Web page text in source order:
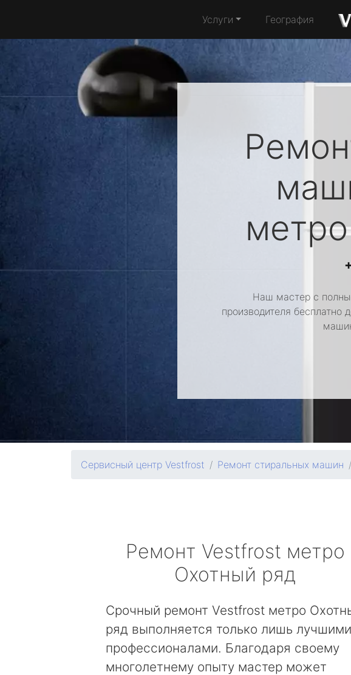
Услуги География
Наш мастер с
производителя бесплатно
Сервисный центр Vestfrost Ремонт стиральных машин
Ремонт Vestfrost метро
Охотный ряд
Срочный ремонт Vestfrost метро
ряд выполняется только лишь лучшими
профессионалами. Благодаря своему
многолетнему опыту мастер может